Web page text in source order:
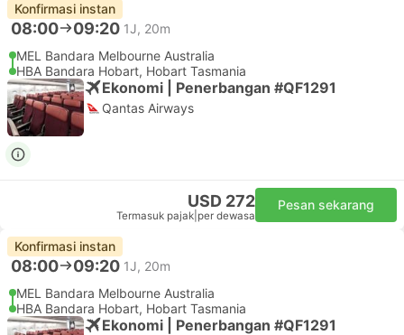
Konfirmasi instan
08:00 09:20 1J, 20m
MEL Bandara Melbourne Australia
HBA Bandara Hobart, Hobart Tasmania
Ekonomi | Penerbangan #QF1291
Qantas Airways
USD 272
Termasuk pajak per dewasa
Pesan sekarang
Konfirmasi instan
08:00 09:20 1J, 20m
MEL Bandara Melbourne Australia
HBA Bandara Hobart, Hobart Tasmania
Ekonomi | Penerbangan #QF1291